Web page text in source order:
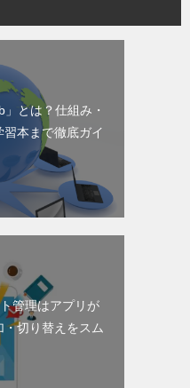
とは？仕組み・
本まで徹底ガイ
管理はアプリが
切り替えをスム